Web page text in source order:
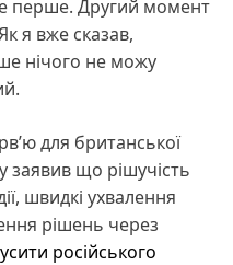
перше. Другий момент
я вже сказав,
нічого не можу
для британської
заявив що рішучість
швидкі ухвалення
рішень через
російського